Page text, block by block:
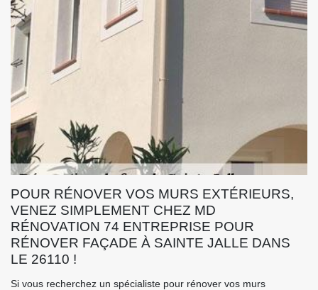
POUR RÉNOVER VOS MURS EXTÉRIEURS,
VENEZ SIMPLEMENT CHEZ MD
RÉNOVATION 74 ENTREPRISE POUR
RÉNOVER FAÇADE À SAINTE JALLE DANS
LE 26110 !
Si vous recherchez un spécialiste pour rénover vos murs